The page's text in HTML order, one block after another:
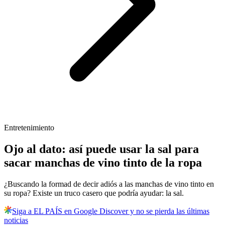
Entretenimiento
Ojo al dato: así puede usar la sal para
sacar manchas de vino tinto de la ropa
¿Buscando la formad de decir adiós a las manchas de vino tinto en
su ropa? Existe un truco casero que podría ayudar: la sal.
Siga a EL PAÍS en Google Discover y no se pierda las últimas
noticias